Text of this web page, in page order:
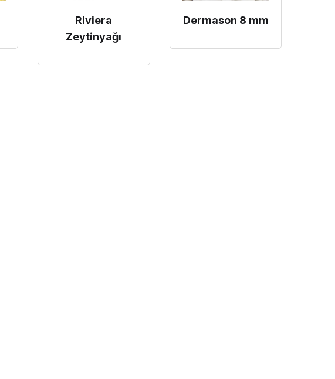
Riviera
Zeytinyağı
Dermason 8 mm